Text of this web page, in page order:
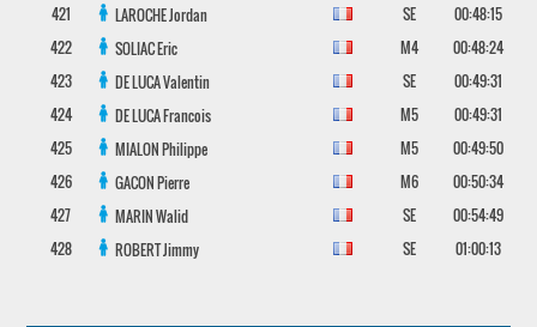
421
LAROCHEJordan SE
00:48:15
422
SOLIACEric M4
00:48:24
423
DE LUCAValentin SE
00:49:31
424
DE LUCAFrancois M5
00:49:31
425
MIALONPhilippe M5
00:49:50
426
GACONPierre M6
00:50:34
427
MARINWalid SE
00:54:49
428
ROBERTJimmy SE 01:00:13